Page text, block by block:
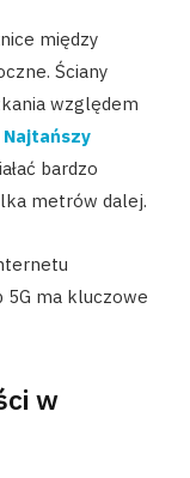
między
Ściany
względem
Najtańszy
bardzo
metrów dalej.
5G ma kluczowe
w